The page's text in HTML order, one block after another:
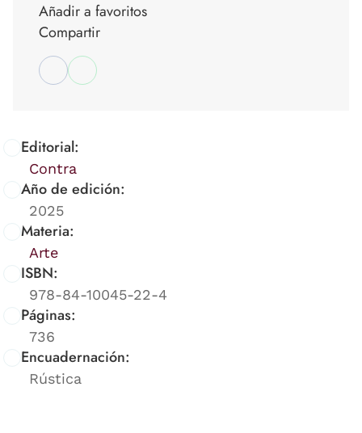
Editorial:
Contra
Año de edición:
2025
Materia:
Arte
ISBN:
978-84-10045-22-4
Páginas:
736
Encuadernación:
Rústica
Añadir a favoritos
Compartir